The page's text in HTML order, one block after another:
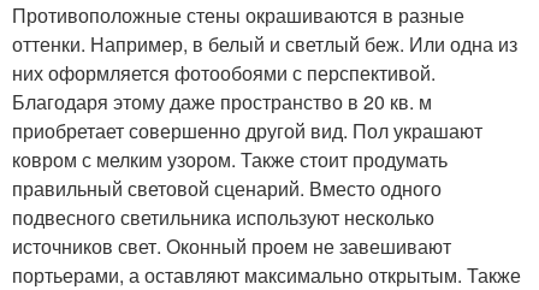
Противоположные стены окрашиваются в разные
оттенки. Например, в белый и светлый беж. Или одна из
них оформляется фотообоями с перспективой.
Благодаря этому даже пространство в 20 кв. м
приобретает совершенно другой вид. Пол украшают
ковром с мелким узором. Также стоит продумать
правильный световой сценарий. Вместо одного
подвесного светильника используют несколько
источников свет. Оконный проем не завешивают
портьерами, а оставляют максимально открытым. Также